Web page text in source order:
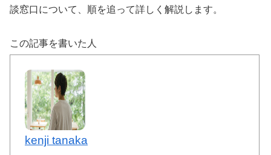
談窓口について、順を追って詳しく解説します。
この記事を書いた人
kenji tanaka